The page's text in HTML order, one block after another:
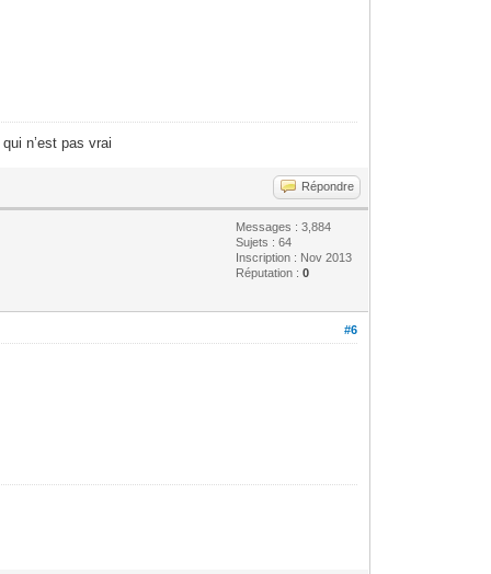
n’est pas vrai
Répondre
Messages : 3,884
Sujets : 64
Inscription : Nov 2013
Réputation :0
#6